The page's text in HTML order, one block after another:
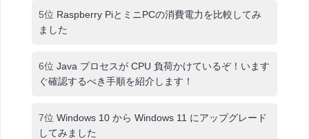
5位 Raspberry PiとミニPCの消費電力を比較してみ
ました
6位 Java プロセスが CPU 負荷かけているぞ！います
ぐ確認するべき手順を紹介します！
7位 Windows 10 から Windows 11 にアップグレード
してみました